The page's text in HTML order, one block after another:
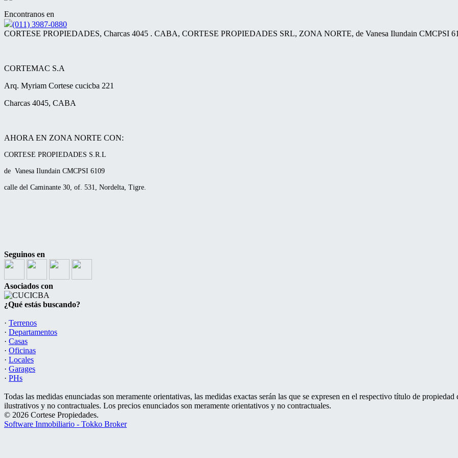
Encontranos en
(011) 3987-0880
CORTESE PROPIEDADES, Charcas 4045 . CABA, CORTESE PROPIEDADES SRL, ZONA NORTE, de Vanesa Ilundain CMCPSI
CORTEMAC S.A
Arq. Myriam Cortese cucicba 221
Charcas 4045, CABA
AHORA EN ZONA NORTE CON:
CORTESE PROPIEDADES S.R.L
de Vanesa Ilundain CMCPSI 6109
calle del Caminante 30, of. 531, Nordelta, Tigre.
Seguinos en
Asociados con
¿Qué estás buscando?
· Terrenos
· Departamentos
· Casas
· Oficinas
· Locales
· Garages
· PHs
Todas las medidas enunciadas son meramente orientativas, las medidas exactas serán las que se expresen en el respectivo título de
ilustrativos y no contractuales. Los precios enunciados son meramente orientativos y no contractuales.
© 2026 Cortese Propiedades.
Software Inmobiliario - Tokko Broker